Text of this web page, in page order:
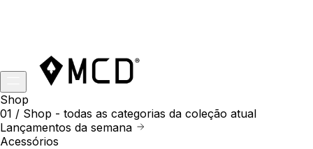
Shop
01 / Shop - todas as categorias da coleção atual
Lançamentos da semana
Acessórios